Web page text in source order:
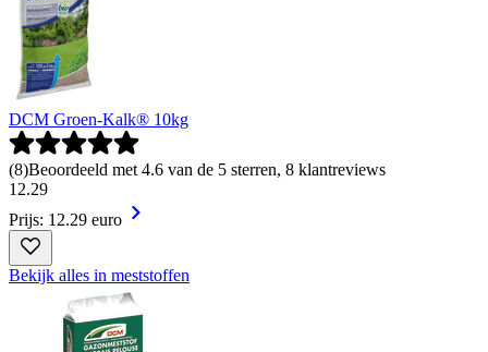
DCM Groen-Kalk® 10kg
(8)Beoordeeld met 4.6 van de 5 sterren, 8 klantreviews
12.29
Prijs: 12.29 euro
Bekijk alles in meststoffen